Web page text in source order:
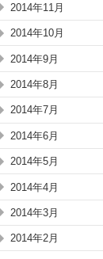
2014年11月
2014年10月
2014年9月
2014年8月
2014年7月
2014年6月
2014年5月
2014年4月
2014年3月
2014年2月